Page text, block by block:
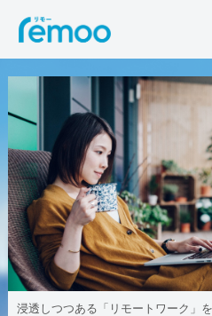
浸透しつつある「リモートワーク」